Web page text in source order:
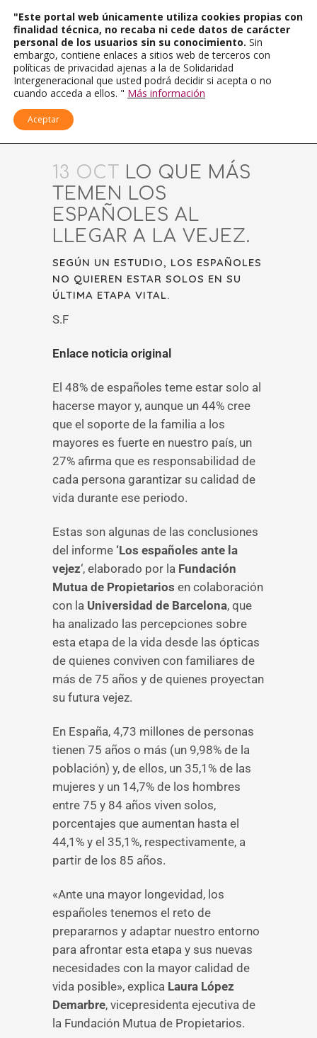
13 OCT
LO QUE MÁS
TEMEN LOS
ESPAÑOLES AL
LLEGAR A LA VEJEZ.
SEGÚN UN ESTUDIO, LOS ESPAÑOLES
NO QUIEREN ESTAR SOLOS EN SU
ÚLTIMA ETAPA VITAL.
S.F
Enlace noticia original
El 48% de españoles teme estar solo al
hacerse mayor y, aunque un 44% cree
que el soporte de la familia a los
mayores es fuerte en nuestro país, un
27% afirma que es responsabilidad de
cada persona garantizar su calidad de
vida durante ese periodo.
Estas son algunas de las conclusiones
del informe ‘Los españoles ante la
vejez‘, elaborado por la Fundación
Mutua de Propietarios en colaboración
con la Universidad de Barcelona, que
ha analizado las percepciones sobre
esta etapa de la vida desde las ópticas
de quienes conviven con familiares de
más de 75 años y de quienes proyectan
su futura vejez.
En España, 4,73 millones de personas
tienen 75 años o más (un 9,98% de la
población) y, de ellos, un 35,1% de las
mujeres y un 14,7% de los hombres
entre 75 y 84 años viven solos,
porcentajes que aumentan hasta el
44,1% y el 35,1%, respectivamente, a
partir de los 85 años.
«Ante una mayor longevidad, los
españoles tenemos el reto de
prepararnos y adaptar nuestro entorno
para afrontar esta etapa y sus nuevas
necesidades con la mayor calidad de
vida posible», explica Laura López
Demarbre, vicepresidenta ejecutiva de
la Fundación Mutua de Propietarios.
"Este portal web únicamente utiliza cookies propias con
finalidad técnica, no recaba ni cede datos de carácter
personal de los usuarios sin su conocimiento. Sin
embargo, contiene enlaces a sitios web de terceros con
políticas de privacidad ajenas a la de Solidaridad
Intergeneracional que usted podrá decidir si acepta o no
cuando acceda a ellos. " Más información
Aceptar